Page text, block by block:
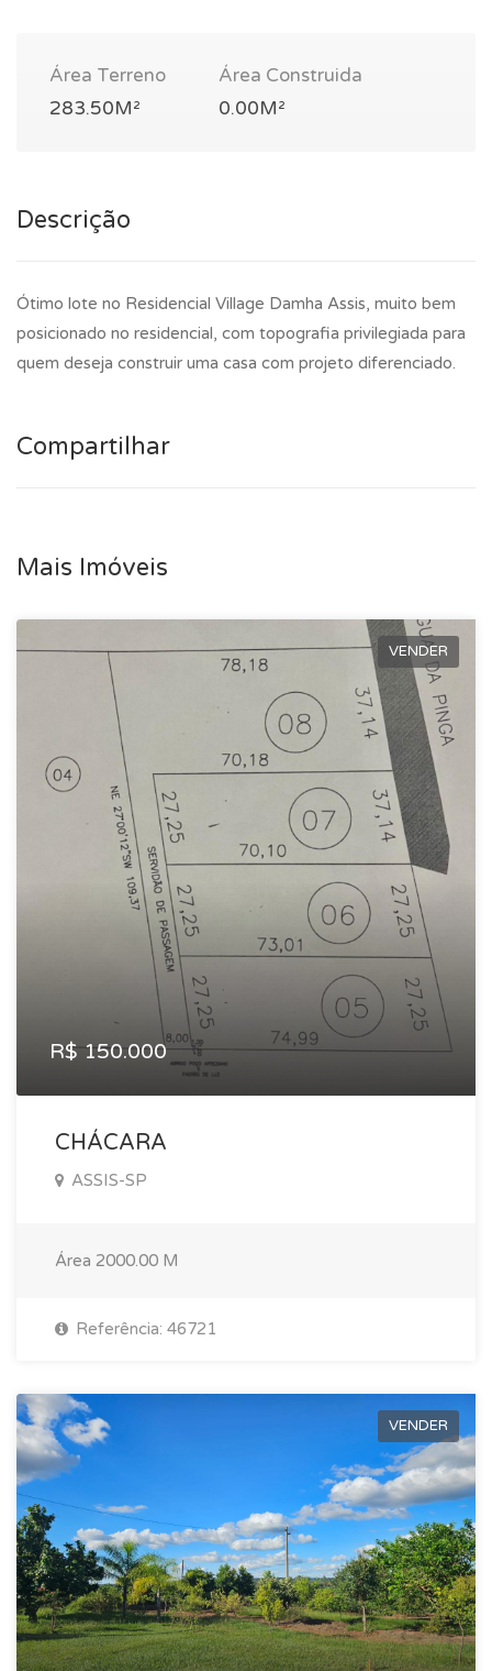
Área Terreno
283.50M²
Área Construida
0.00M²
Descrição
Ótimo lote no Residencial Village Damha Assis, muito bem
posicionado no residencial, com topografia privilegiada para
quem deseja construir uma casa com projeto diferenciado.
Compartilhar
Mais Imóveis
VENDER
R$ 150.000
CHÁCARA
ASSIS-SP
Área 2000.00 M
Referência: 46721
VENDER